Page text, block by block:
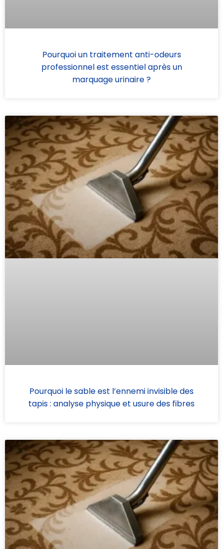
Pourquoi un traitement anti-odeurs
professionnel est essentiel après un
marquage urinaire ?
Pourquoi le sable est l’ennemi invisible des
tapis : analyse physique et usure des fibres